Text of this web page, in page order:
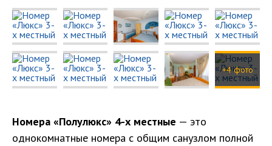
+4 фото
Номера «Полулюкс» 4-х местные — это
однокомнатные номера с общим санузлом полной